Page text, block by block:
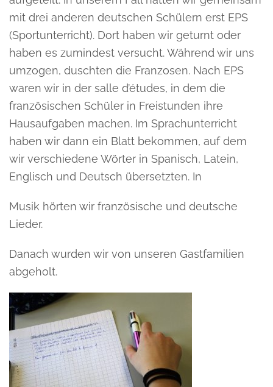
mit drei anderen deutschen Schülern erst EPS
(Sportunterricht). Dort haben wir geturnt oder
haben es zumindest versucht. Während wir uns
umzogen, duschten die Franzosen. Nach EPS
waren wir in der salle d’études, in dem die
französischen Schüler in Freistunden ihre
Hausaufgaben machen. Im Sprachunterricht
haben wir dann ein Blatt bekommen, auf dem
wir verschiedene Wörter in Spanisch, Latein,
Englisch und Deutsch übersetzten. In
Musik hörten wir französische und deutsche
Lieder.
Danach wurden wir von unseren Gastfamilien
abgeholt.